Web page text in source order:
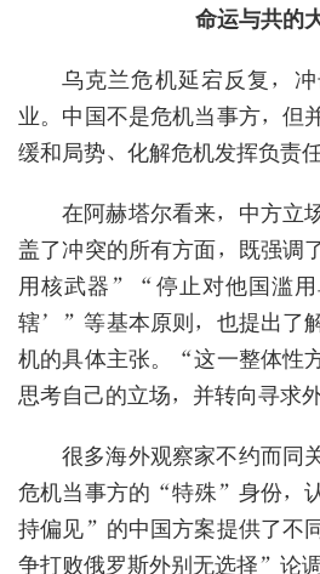
命运与共的
乌克兰危机延宕反复，
业。中国不是危机当事方，但
缓和局势、化解危机发挥负责
在阿赫塔尔看来，中方立
盖了冲突的所有方面，既强调
用核武器”“停止对他国滥
辖’”等基本原则，也提出了
机的具体主张。“这一整体性
思考自己的立场，并转向寻求
很多海外观察家不约而同
危机当事方的“特殊”身份
持偏见”的中国方案提供了不
争打败俄罗斯外别无选择”论调